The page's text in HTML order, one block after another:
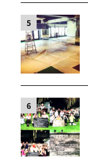
5
6